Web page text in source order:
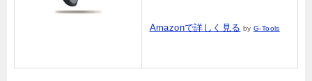
Amazonで詳しく見る by G-Tools